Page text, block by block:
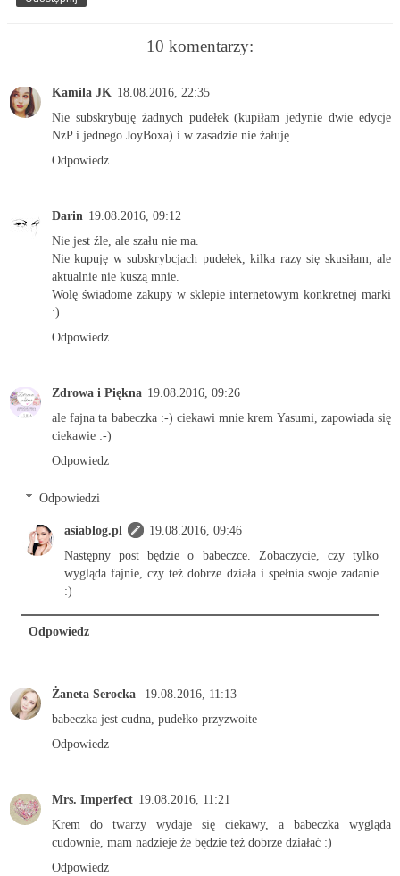
10 komentarzy:
Kamila JK 18.08.2016, 22:35
Nie subskrybuję żadnych pudełek (kupiłam jedynie dwie edycje
NzP i jednego JoyBoxa) i w zasadzie nie żałuję.
Odpowiedz
Darin 19.08.2016, 09:12
Nie jest źle, ale szału nie ma.
Nie kupuję w subskrybcjach pudełek, kilka razy się skusiłam, ale
aktualnie nie kuszą mnie.
Wolę świadome zakupy w sklepie internetowym konkretnej marki
:)
Odpowiedz
Zdrowa i Piękna 19.08.2016, 09:26
ale fajna ta babeczka :-) ciekawi mnie krem Yasumi, zapowiada się
ciekawie :-)
Odpowiedz
Odpowiedzi
asiablog.pl
19.08.2016, 09:46
Następny post będzie o babeczce. Zobaczycie, czy tylko
wygląda fajnie, czy też dobrze działa i spełnia swoje zadanie
:)
Odpowiedz
Żaneta Serocka
19.08.2016, 11:13
babeczka jest cudna, pudełko przyzwoite
Odpowiedz
Mrs. Imperfect 19.08.2016, 11:21
Krem do twarzy wydaje się ciekawy, a babeczka wygląda
cudownie, mam nadzieje że będzie też dobrze działać :)
Odpowiedz